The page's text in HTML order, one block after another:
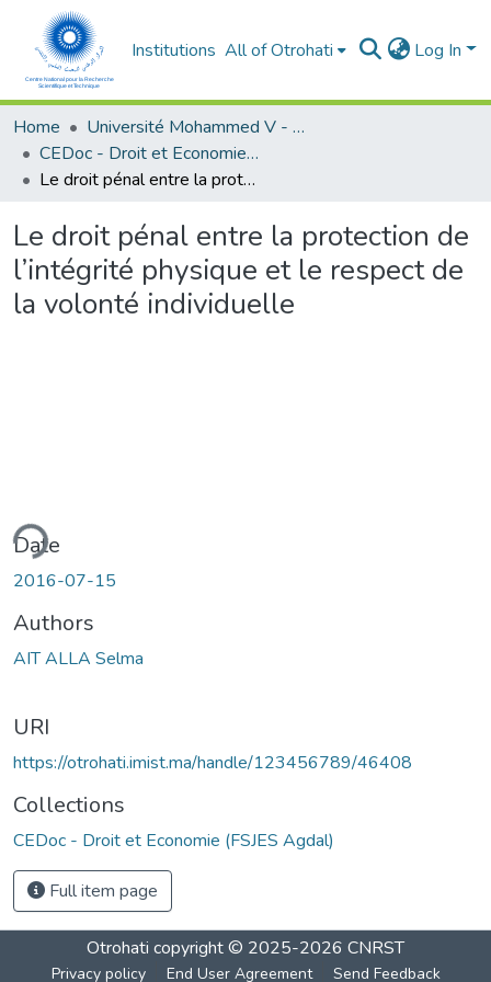
Institutions All of Otrohati Log In
Home
Université Mohammed V - Rabat
CEDoc - Droit et Economie (FSJES Agdal)
Le droit pénal entre la protection de l’intégrité physique et le respect de la volonté individuelle
Le droit pénal entre la protection de
l’intégrité physique et le respect de
la volonté individuelle
Date
2016-07-15
Authors
AIT ALLA Selma
URI
https://otrohati.imist.ma/handle/123456789/46408
Collections
CEDoc - Droit et Economie (FSJES Agdal)
Full item page
Otrohati copyright © 2025-2026 CNRST
Privacy policy End User Agreement Send Feedback